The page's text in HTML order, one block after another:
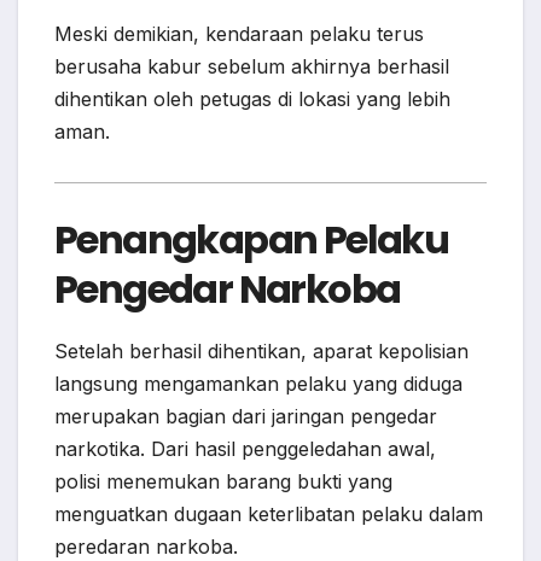
Meski demikian, kendaraan pelaku terus
berusaha kabur sebelum akhirnya berhasil
dihentikan oleh petugas di lokasi yang lebih
aman.
Penangkapan Pelaku
Pengedar Narkoba
Setelah berhasil dihentikan, aparat kepolisian
langsung mengamankan pelaku yang diduga
merupakan bagian dari jaringan pengedar
narkotika. Dari hasil penggeledahan awal,
polisi menemukan barang bukti yang
menguatkan dugaan keterlibatan pelaku dalam
peredaran narkoba.